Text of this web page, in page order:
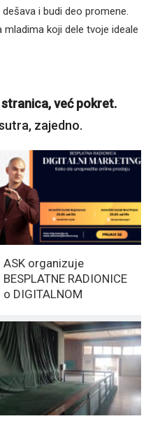
i budi deo promene.
koji dele tvoje ideale
stranica, već pokret.
zajedno.
ASK organizuje
BESPLATNE RADIONICE
o DIGITALNOM
Bujanovcu